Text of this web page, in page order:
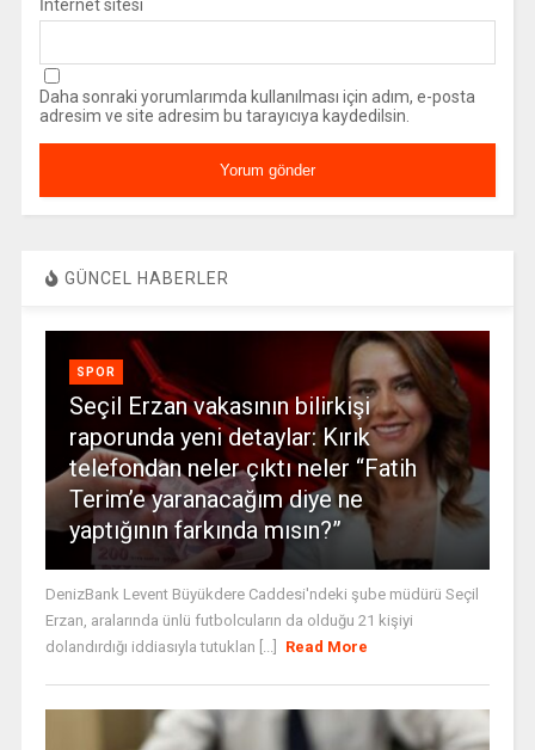
İnternet sitesi
Daha sonraki yorumlarımda kullanılması için adım, e-posta
adresim ve site adresim bu tarayıcıya kaydedilsin.
GÜNCEL HABERLER
SPOR
Seçil Erzan vakasının bilirkişi
raporunda yeni detaylar: Kırık
telefondan neler çıktı neler “Fatih
Terim’e yaranacağım diye ne
yaptığının farkında mısın?”
DenizBank Levent Büyükdere Caddesi'ndeki şube müdürü Seçil
Erzan, aralarında ünlü futbolcuların da olduğu 21 kişiyi
dolandırdığı iddiasıyla tutuklan [...]
Read More